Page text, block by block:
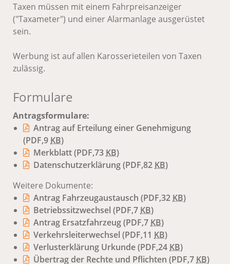
Taxen müssen mit einem Fahrpreisanzeiger
("Taxameter") und einer Alarmanlage ausgerüstet
sein.
Werbung ist auf allen Karosserieteilen von Taxen
zulässig.
Formulare
Antragsformulare:
Antrag auf Erteilung einer Genehmigung
(PDF,9 KB)
Merkblatt(PDF,73 KB)
Datenschutzerklärung(PDF,82 KB)
Weitere Dokumente:
Antrag Fahrzeugaustausch (PDF,32 KB)
Betriebssitzwechsel (PDF,7 KB)
Antrag Ersatzfahrzeug(PDF,7 KB)
Verkehrsleiterwechsel (PDF,11 KB)
Verlusterklärung Urkunde(PDF,24 KB)
Übertrag der Rechte und Pflichten (PDF,7 KB)